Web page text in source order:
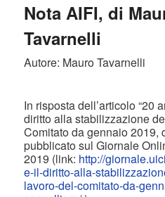
Nota AIFI, di
Tavarnelli
Autore: Mauro Tavarnelli
In risposta dell’articolo “20
diritto alla stabilizzazione
Comitato da gennaio 2019,
pubblicato sul Giornale
2019 (link: http://
e-il-diritto-alla-
lavoro-del-comitato-da-